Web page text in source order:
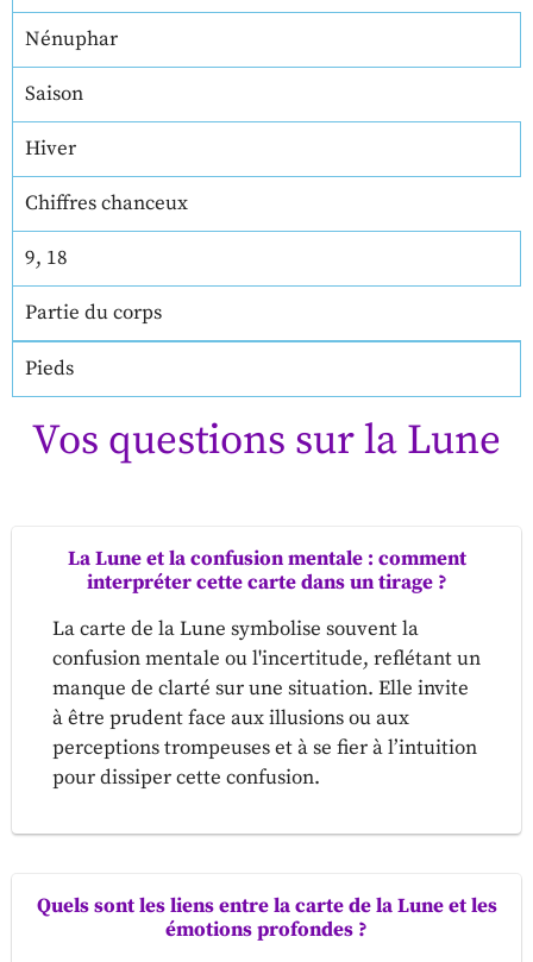
Nénuphar
Saison
Hiver
Chiffres chanceux
9, 18
Partie du corps
Pieds
Vos questions sur la Lune
La Lune et la confusion mentale : comment
interpréter cette carte dans un tirage ?
La carte de la Lune symbolise souvent la
confusion mentale ou l'incertitude, reflétant un
manque de clarté sur une situation. Elle invite
à être prudent face aux illusions ou aux
perceptions trompeuses et à se fier à l’intuition
pour dissiper cette confusion.
Quels sont les liens entre la carte de la Lune et les
émotions profondes ?